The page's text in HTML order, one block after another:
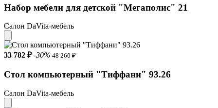
Набор мебели для детской "Мегаполис" 21
Салон DaVita-мебель
33 782 ₽ -30% 48 260 ₽
Стол компьютерный "Тиффани" 93.26
Салон DaVita-мебель